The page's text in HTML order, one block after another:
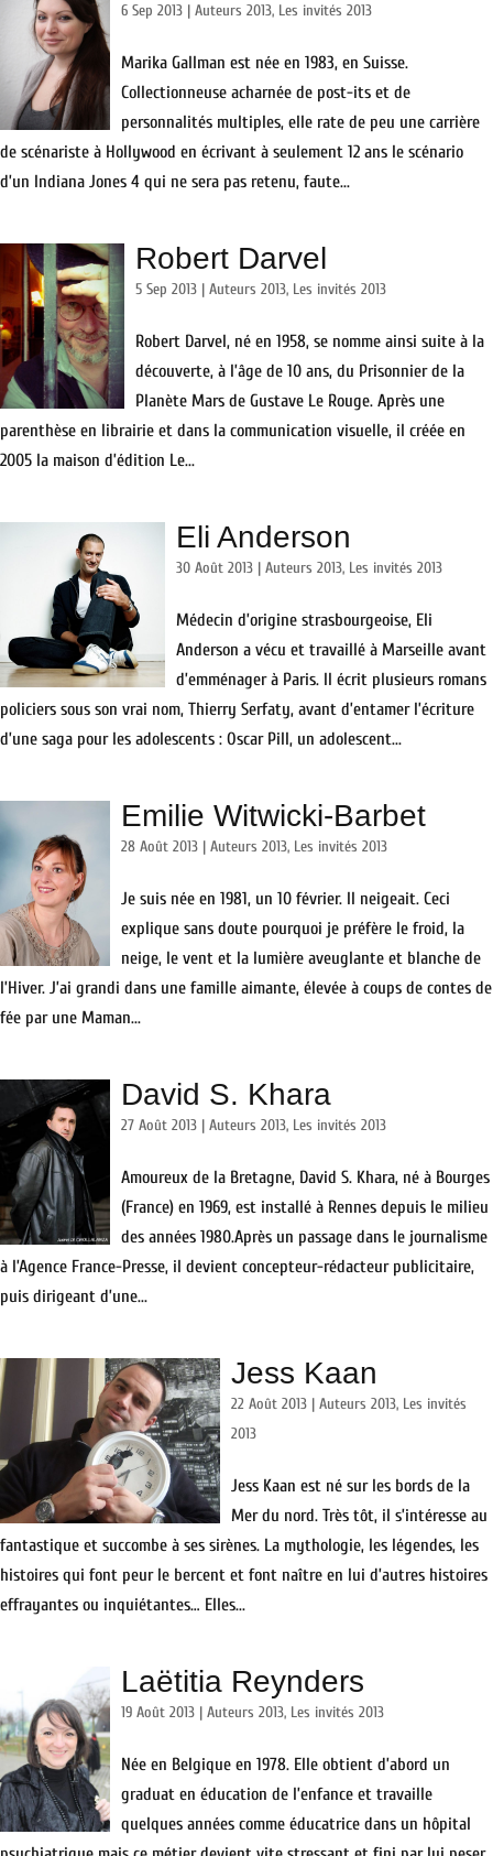
6 Sep 2013 | Auteurs 2013, Les invités 2013
Marika Gallman est née en 1983, en Suisse.
Collectionneuse acharnée de post-its et de
personnalités multiples, elle rate de peu une carrière
de scénariste à Hollywood en écrivant à seulement 12 ans le scénario
d’un Indiana Jones 4 qui ne sera pas retenu, faute...
Robert Darvel
5 Sep 2013| Auteurs 2013, Les invités 2013
Robert Darvel, né en 1958, se nomme ainsi suite à la
découverte, à l’âge de 10 ans, du Prisonnier de la
Planète Mars de Gustave Le Rouge. Après une
parenthèse en librairie et dans la communication visuelle, il créée en
2005 la maison d’édition Le...
Eli Anderson
30 Août 2013 | Auteurs 2013, Les invités 2013
Médecin d’origine strasbourgeoise, Eli
Anderson a vécu et travaillé à Marseille avant
d’emménager à Paris. Il écrit plusieurs romans
policiers sous son vrai nom, Thierry Serfaty, avant d’entamer l’écriture
d’une saga pour les adolescents : Oscar Pill, un adolescent...
Emilie Witwicki-Barbet
28 Août 2013 | Auteurs 2013, Les invités 2013
Je suis née en 1981, un 10 février. Il neigeait. Ceci
explique sans doute pourquoi je préfère le froid, la
neige, le vent et la lumière aveuglante et blanche de
l’Hiver. J’ai grandi dans une famille aimante, élevée à coups de contes de
fée par une Maman...
David S. Khara
27 Août 2013| Auteurs 2013, Les invités 2013
Amoureux de la Bretagne, David S. Khara, né à Bourges
(France) en 1969, est installé à Rennes depuis le milieu
des années 1980.Après un passage dans le journalisme
à l’Agence France-Presse, il devient concepteur-rédacteur publicitaire,
puis dirigeant d’une...
Jess Kaan
22 Août 2013 | Auteurs 2013, Les invités
2013
Jess Kaan est né sur les bords de la
Mer du nord. Très tôt, il s’intéresse au
fantastique et succombe à ses sirènes. La mythologie, les légendes, les
histoires qui font peur le bercent et font naître en lui d’autres histoires
effrayantes ou inquiétantes… Elles...
Laëtitia Reynders
19 Août 2013| Auteurs 2013, Les invités 2013
Née en Belgique en 1978. Elle obtient d’abord un
graduat en éducation de l’enfance et travaille
quelques années comme éducatrice dans un hôpital